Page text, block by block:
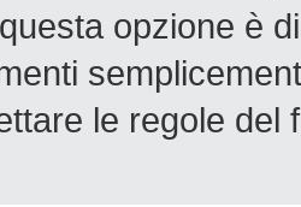
opzione è
le regole del